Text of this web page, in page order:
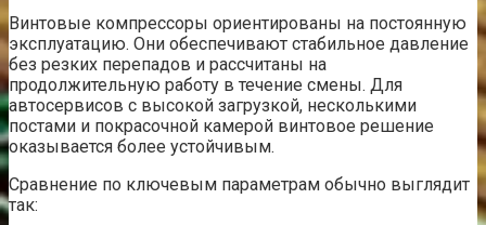
Винтовые компрессоры ориентированы на постоянную
эксплуатацию. Они обеспечивают стабильное давление
без резких перепадов и рассчитаны на
продолжительную работу в течение смены. Для
автосервисов с высокой загрузкой, несколькими
постами и покрасочной камерой винтовое решение
оказывается более устойчивым.
Сравнение по ключевым параметрам обычно выглядит
так: